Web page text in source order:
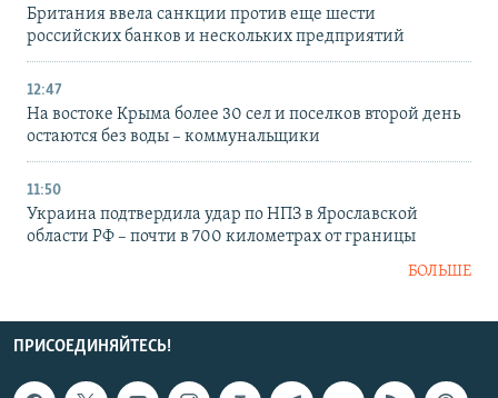
Британия ввела санкции против еще шести
российских банков и нескольких предприятий
12:47
На востоке Крыма более 30 сел и поселков второй день
остаются без воды – коммунальщики
11:50
Украина подтвердила удар по НПЗ в Ярославской
области РФ – почти в 700 километрах от границы
БОЛЬШЕ
ПРИСОЕДИНЯЙТЕСЬ!